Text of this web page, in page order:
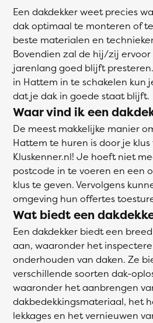
Een dakdekker weet precies
dak optimaal te monteren of
beste materialen en
Bovendien zal de hij/zij
jarenlang goed blijft
in Hattem in te schakelen kun
dat je dak in goede staat blijft.
Waar vind ik een
De meest makkelijke manier
Hattem te huren is door je
Kluskenner.nl! Je hoeft niet
postcode in te voeren en een
klus te geven. Vervolgens
omgeving hun offertes
Wat biedt een
Een dakdekker biedt een
aan, waaronder het
onderhouden van daken. Ze
verschillende soorten dak-
waaronder het aanbrengen
dakbedekkingsmateriaal, het
lekkages en het vernieuwen